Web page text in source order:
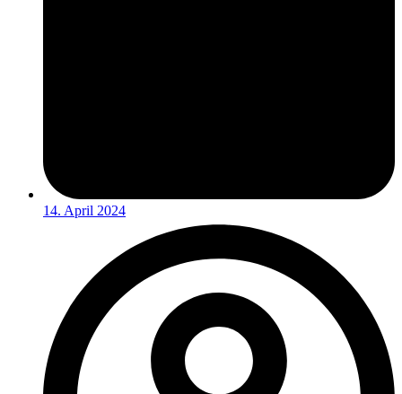
14. April 2024